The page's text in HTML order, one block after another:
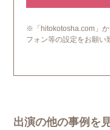
当社は、お客さまよ
次のいずれかに該当す
委託する業者に対して
※「hitokotosha.com」か
フォン等の設定をお願い
出演の他の事例を